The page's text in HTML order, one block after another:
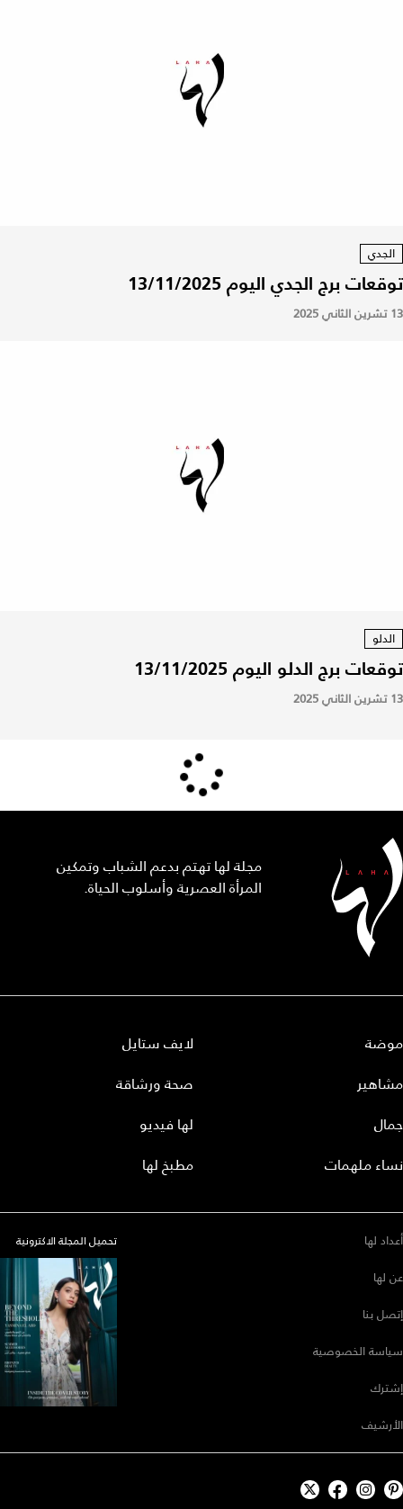
الجدي
توقعات برج الجدي اليوم 13/11/2025
13 تشرين الثاني 2025
الدلو
توقعات برج الدلو اليوم 13/11/2025
13 تشرين الثاني 2025
مجلة لها تهتم بدعم الشباب وتمكين
المرأة العصرية وأسلوب الحياة.
موضة
مشاهير
جمال
نساء ملهمات
لايف ستايل
صحة ورشاقة
لها فيديو
مطبخ لها
أعداد لها
عن لها
إتصل بنا
سياسة الخصوصية
إشترك
الأرشيف
تحميل المجلة الاكترونية